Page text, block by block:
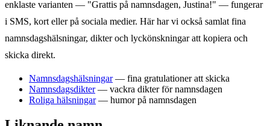
enklaste varianten — "Grattis på namnsdagen, Justina!" — fungerar
i SMS, kort eller på sociala medier. Här har vi också samlat fina
namnsdagshälsningar, dikter och lyckönskningar att kopiera och
skicka direkt.
Namnsdagshälsningar — fina gratulationer att skicka
Namnsdagsdikter— vackra dikter för namnsdagen
Roliga hälsningar— humor på namnsdagen